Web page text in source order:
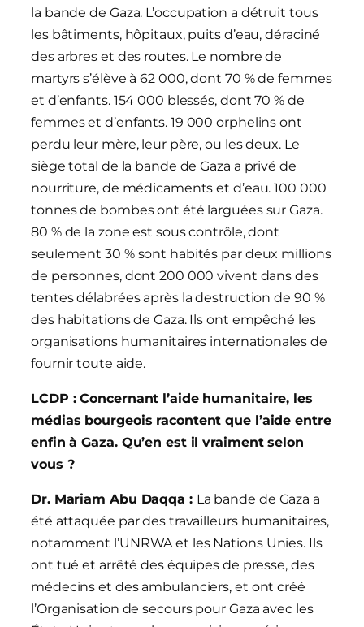
la bande de Gaza. L’occupation a détruit tous
les bâtiments, hôpitaux, puits d’eau, déraciné
des arbres et des routes. Le nombre de
martyrs s’élève à 62 000, dont 70 % de femmes
et d’enfants. 154 000 blessés, dont 70 % de
femmes et d’enfants. 19 000 orphelins ont
perdu leur mère, leur père, ou les deux. Le
siège total de la bande de Gaza a privé de
nourriture, de médicaments et d’eau. 100 000
tonnes de bombes ont été larguées sur Gaza.
80 % de la zone est sous contrôle, dont
seulement 30 % sont habités par deux millions
de personnes, dont 200 000 vivent dans des
tentes délabrées après la destruction de 90 %
des habitations de Gaza. Ils ont empêché les
organisations humanitaires internationales de
fournir toute aide.
LCDP : Concernant l’aide humanitaire, les
médias bourgeois racontent que l’aide entre
enfin à Gaza. Qu’en est il vraiment selon
vous ?
Dr. Mariam Abu Daqqa : La bande de Gaza a
été attaquée par des travailleurs humanitaires,
notamment l’UNRWA et les Nations Unies. Ils
ont tué et arrêté des équipes de presse, des
médecins et des ambulanciers, et ont créé
l’Organisation de secours pour Gaza avec les